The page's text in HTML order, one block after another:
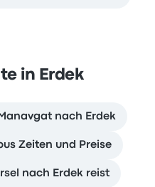
in Erdek
nach Erdek
Zeiten und Preise
nach Erdek reist